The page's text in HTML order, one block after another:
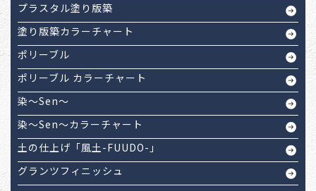
プラスタル塗り版築
塗り版築カラーチャート
ポリーブル
ポリーブル カラーチャート
染～Sen～
染～Sen～カラーチャート
土の仕上げ「風土-FUUDO-」
グランツフィニッシュ